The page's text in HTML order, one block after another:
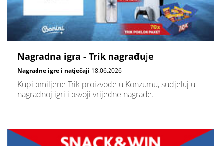
Nagradna igra - Trik nagrađuje
Nagradne igre i natječaji 18.06.2026
Kupi omiljene Trik proizvode u Konzumu, sudjeluj u
nagradnoj igri i osvoji vrijedne nagrade.